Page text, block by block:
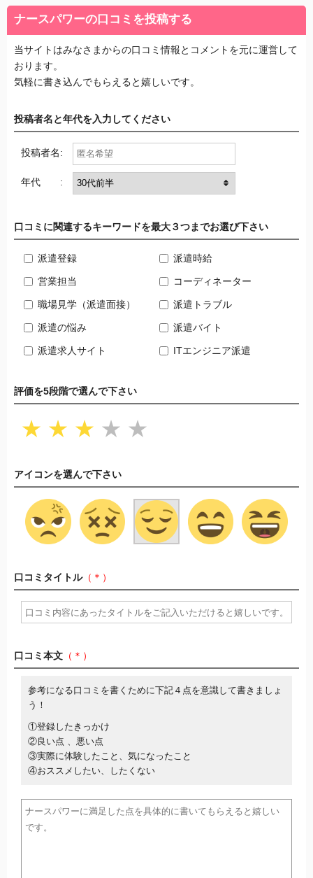
ナースパワーの口コミを投稿する
当サイトはみなさまからの口コミ情報とコメントを元に運営して
おります。
気軽に書き込んでもらえると嬉しいです。
投稿者名と年代を入力してください
投稿者名:
年代 :
口コミに関連するキーワードを最大３つまでお選び下さい
派遣登録 派遣時給
営業担当 コーディネーター
職場見学（派遣面接） 派遣トラブル
派遣の悩み 派遣バイト
派遣求人サイト ITエンジニア派遣
評価を5段階で選んで下さい
★ ★ ★ ★ ★
アイコンを選んで下さい
口コミタイトル（＊）
口コミ本文 （＊）
参考になる口コミを書くために下記４点を意識して書きましょ
う！
①登録したきっかけ
②良い点 、悪い点
③実際に体験したこと、気になったこと
④おススメしたい、したくない